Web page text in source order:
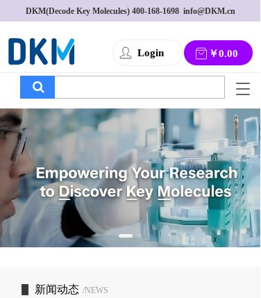
DKM(Decode Key Molecules) 400-168-1698
  info@DKM.cn
Login ￥0.00
T
g
l
e
n
a
v
i
g
a
新闻动态 /NEWS